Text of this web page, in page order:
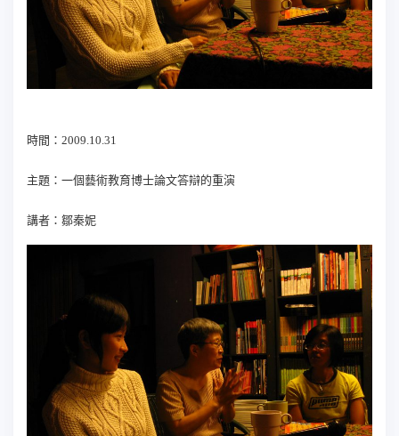
時間：2009.10.31
主題：一個藝術教育博士論文答辯的重演
講者：鄒秦妮